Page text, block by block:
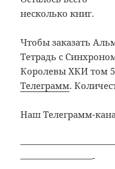
несколько книг.
Чтобы заказать
Тетрадь с
Королевы ХКИ том
Телеграмм.
Наш Телеграмм-
————————-